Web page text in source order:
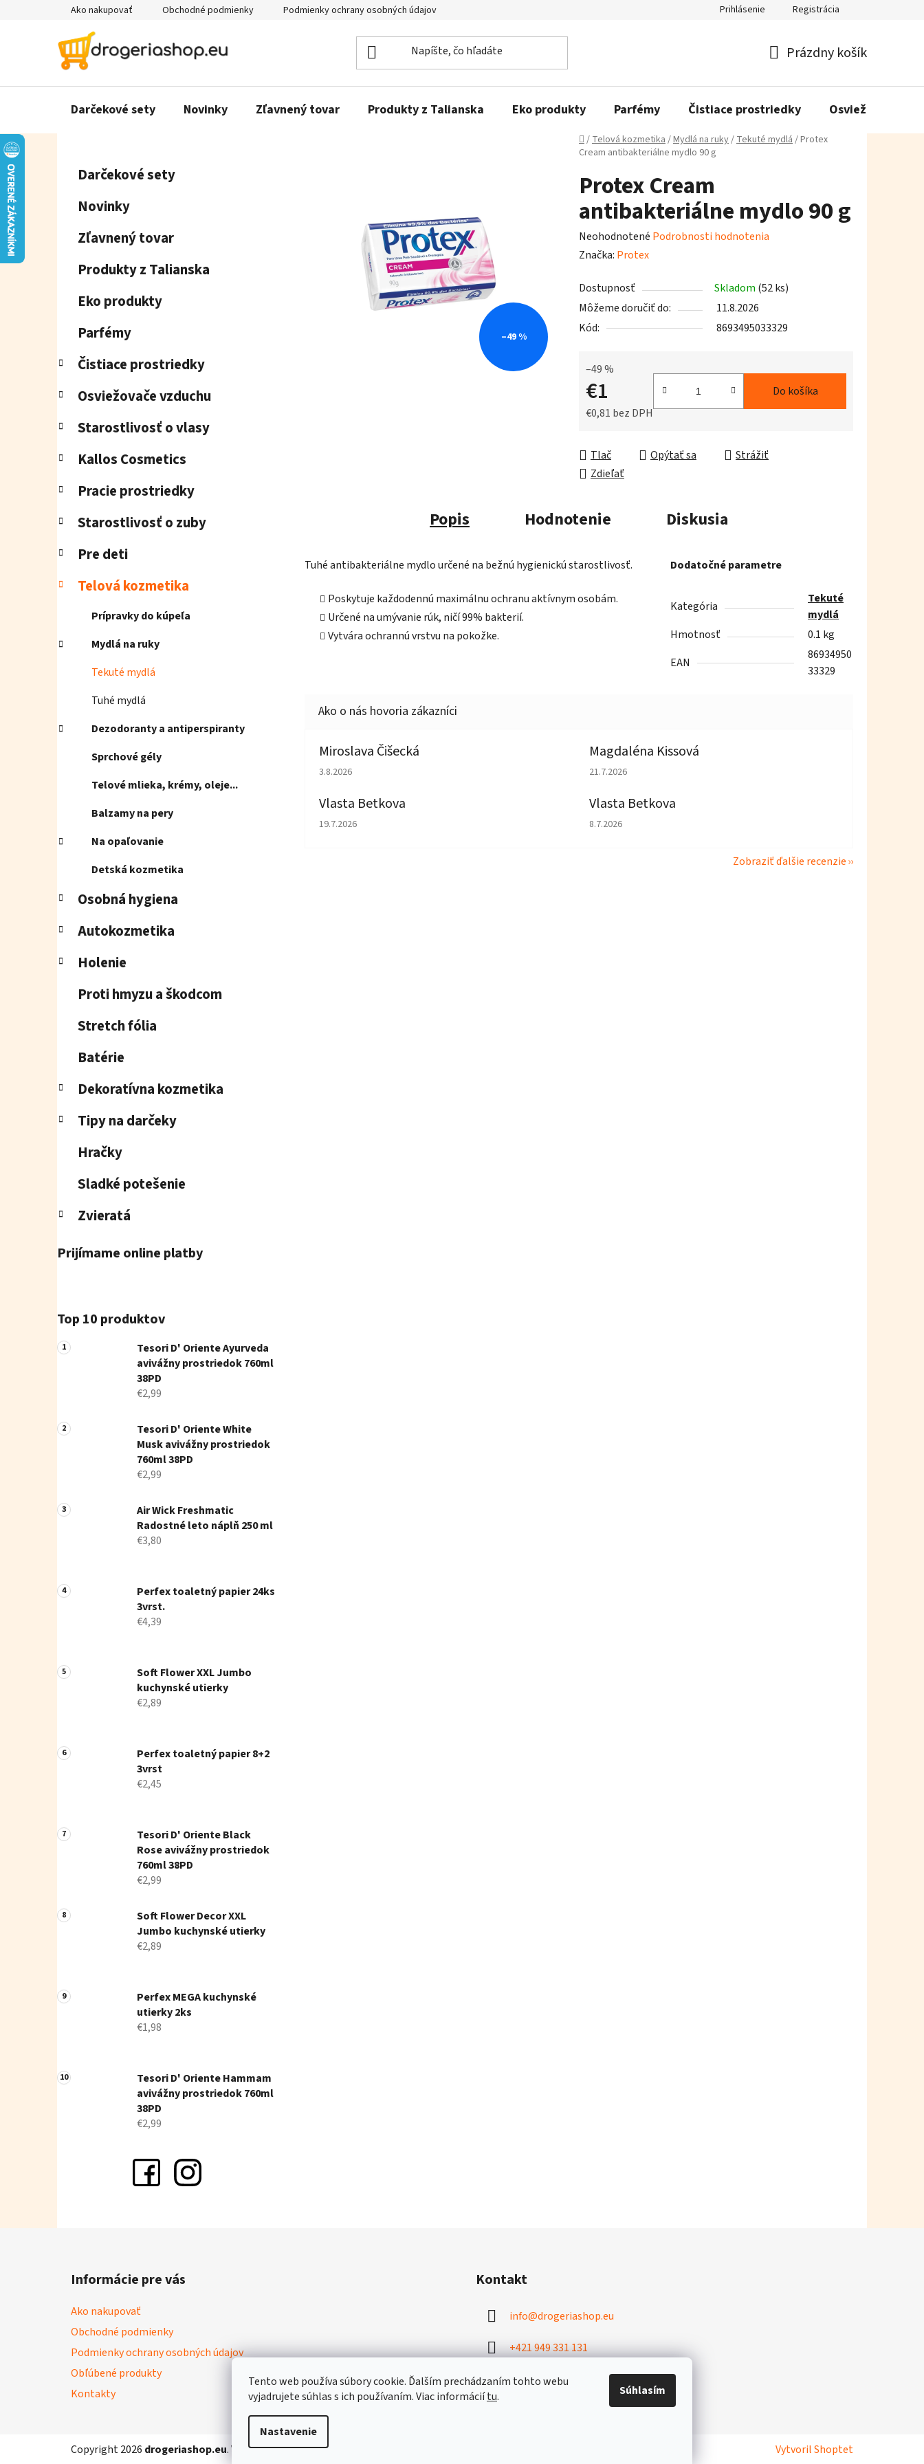
Tento web používa súbory cookie. Ďalším prechádzaním tohto webu
vyjadrujete súhlas s ich používaním. Viac informáciítu.
Nastavenie
Súhlasím
Ako nakupovať Obchodné podmienky Podmienky ochrany osobných údajov Prihlásenie Registrácia
košík
Prázdny košík
Darčekové sety Novinky Zľavnený tovar Produkty z Talianska Eko produkty Parfémy Čistiace prostriedky Osviežovače
Domov
/Telová kozmetika/Mydlá na ruky/Tekuté mydlá/Protex
Cream antibakteriálne mydlo 90 g
Preskočiť
kategórie
Darčekové sety
Novinky
Zľavnený tovar
Produkty z Talianska
Eko produkty
Parfémy
Čistiace prostriedky
Osviežovače vzduchu
Starostlivosť o vlasy
Kallos Cosmetics
Pracie prostriedky
Starostlivosť o zuby
Pre deti
Telová kozmetika
Prípravky do kúpeľa
Mydlá na ruky
Tekuté mydlá
Tuhé mydlá
Dezodoranty a antiperspiranty
Sprchové gély
Telové mlieka, krémy, oleje...
Balzamy na pery
Na opaľovanie
Detská kozmetika
Osobná hygiena
Autokozmetika
Holenie
Proti hmyzu a škodcom
Stretch fólia
Batérie
Dekoratívna kozmetika
Tipy na darčeky
Hračky
Sladké potešenie
Zvieratá
Prijímame online platby
Top 10 produktov
Tesori D' Oriente Ayurveda
avivážny prostriedok 760ml
38PD
€2,99
Tesori D' Oriente White
Musk avivážny prostriedok
760ml 38PD
€2,99
Air Wick Freshmatic
Radostné leto náplň 250 ml
€3,80
Perfex toaletný papier 24ks
3vrst.
€4,39
Soft Flower XXL Jumbo
kuchynské utierky
€2,89
Perfex toaletný papier 8+2
3vrst
€2,45
Tesori D' Oriente Black
Rose avivážny prostriedok
760ml 38PD
€2,99
Soft Flower Decor XXL
Jumbo kuchynské utierky
€2,89
Perfex MEGA kuchynské
utierky 2ks
€1,98
Tesori D' Oriente Hammam
avivážny prostriedok 760ml
38PD
€2,99
Protex Cream
antibakteriálne mydlo 90 g
Priemerné
hodnotenie
je
0,0
z
hviezdičiek.
Neohodnotené Podrobnosti hodnotenia
Značka: Protex
Dostupnosť Skladom (52 ks)
Môžeme doručiť do:
11.8.2026
Kód:
8693495033329
–49 %
€1
€0,81 bez DPH
Do košíka
Tlač Opýtať sa
Strážiť
Zdieľať
–49 %
Popis Hodnotenie Diskusia
Tuhé antibakteriálne mydlo určené na bežnú hygienickú starostlivosť.
Poskytuje každodennú maximálnu ochranu aktívnym osobám.
Určené na umývanie rúk, ničí 99% bakterií.
Vytvára ochrannú vrstvu na pokožke.
Dodatočné parametre
Kategória
Tekuté
mydlá
Hmotnosť
0.1 kg
EAN
86934950
33329
Miroslava Čišecká
Hodnotenie obchodu je 1 z 5 hviezdičiek.
3.8.2026
Magdaléna Kissová
Hodnotenie obchodu je 5 z 5 hviezdičiek.
21.7.2026
Vlasta Betkova
Hodnotenie obchodu je 5 z 5 hviezdičiek.
19.7.2026
Vlasta Betkova
Hodnotenie obchodu je 4 z 5 hviezdičiek.
8.7.2026
Zobraziť ďalšie recenzie
Informácie pre vás
Ako nakupovať
Obchodné podmienky
Podmienky ochrany osobných údajov
Obľúbené produkty
Kontakty
Kontakt
info@drogeriashop.eu
+421 949 331 131
Vytvoril Shoptet
Copyright 2026 drogeriashop.eu. Všetky práva vyhradené.